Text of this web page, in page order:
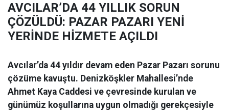
AVCILAR’DA 44 YILLIK SORUN
ÇÖZÜLDÜ: PAZAR PAZARI YENİ
YERİNDE HİZMETE AÇILDI
Avcılar’da 44 yıldır devam eden Pazar Pazarı sorunu
çözüme kavuştu. Denizköşkler Mahallesi’nde
Ahmet Kaya Caddesi ve çevresinde kurulan ve
günümüz koşullarına uygun olmadığı gerekçesiyle